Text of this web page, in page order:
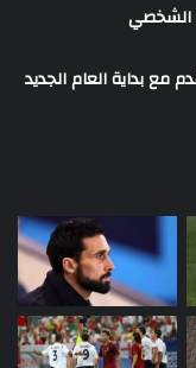
الشخصي
مع بداية العام الجديد